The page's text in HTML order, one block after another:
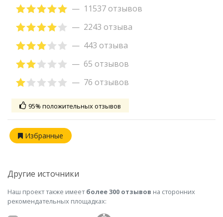
11537 отзывов
2243 отзыва
443 отзыва
65 отзывов
76 отзывов
95% положительных отзывов
Избранные
Другие источники
Наш проект также имеетболее 300 отзывов на сторонних
рекомендательных площадках: